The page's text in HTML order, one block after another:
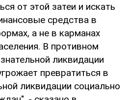
от этой затеи и искать
средства в
а не в карманах
В противном
ликвидации
превратиться в
ликвидации социально